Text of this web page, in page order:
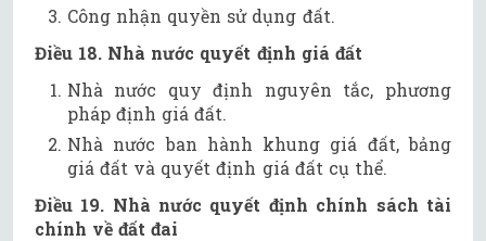
Công nhận quyền sử dụng đất.
Điều 18. Nhà nước quyết định giá đất
Nhà nước quy định nguyên tắc, phương
pháp định giá đất.
Nhà nước ban hành khung giá đất, bảng
giá đất và quyết định giá đất cụ thể.
Điều 19. Nhà nước quyết định chính sách tài
chính về đất đai